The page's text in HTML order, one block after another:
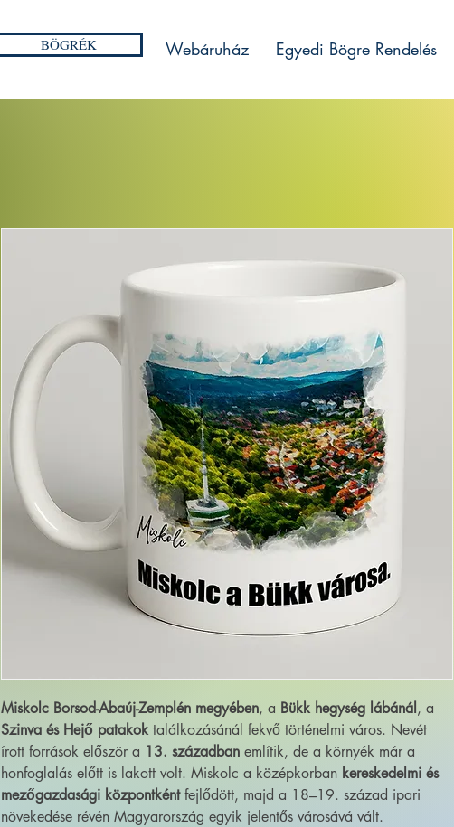
BÖGRÉK Webáruház Egyedi Bögre Rendelés
Miskolc Borsod-Abaúj-Zemplén megyében, a Bükk hegység lábánál, a
Szinva és Hejő patakoktalálkozásánál fekvő történelmi város. Nevét
írott források először a 13. században említik, de a környék már a
honfoglalás előtt is lakott volt. Miskolc a középkorban kereskedelmi és
mezőgazdasági központkéntfejlődött, majd a 18–19. század ipari
növekedése révén Magyarország egyik jelentős városává vált.